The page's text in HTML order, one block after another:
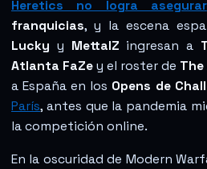
Heretics no logra asegurar
franquicias, y la escena
Lucky y MettalZ ingresan a
Atlanta FaZey el roster de
a España en los Opens de
París, antes que la pandemia
la competición online.
En la oscuridad de Modern